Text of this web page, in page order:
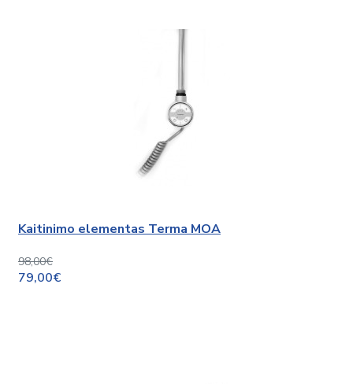
Kaitinimo elementas Terma MOA
98,00€
79,00€